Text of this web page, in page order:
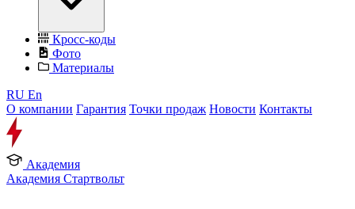
Кросс-коды
Фото
Материалы
RU En
О компании Гарантия Точки продаж Новости Контакты
Академия
Академия Стартвольт